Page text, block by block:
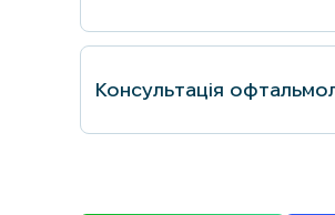
Консультацiя